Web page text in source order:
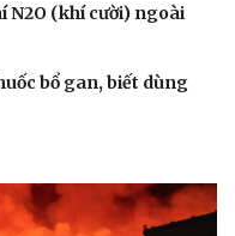
N2O (khí cười) ngoài
bổ gan, biết dùng